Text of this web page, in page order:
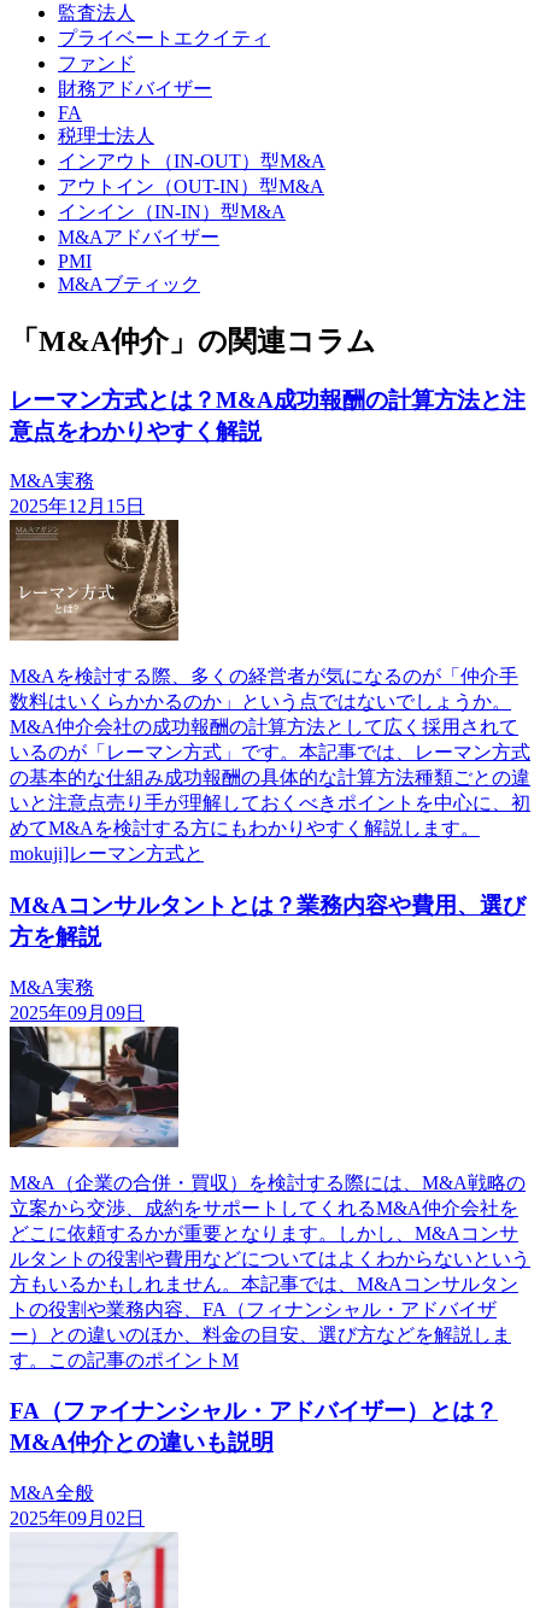
監査法人
プライベートエクイティ
ファンド
財務アドバイザー
FA
税理士法人
インアウト（IN-OUT）型M&A
アウトイン（OUT-IN）型M&A
インイン（IN-IN）型M&A
M&Aアドバイザー
PMI
M&Aブティック
「M&A仲介」の関連コラム
レーマン方式とは？M&A成功報酬の計算方法と注
意点をわかりやすく解説
M&A実務
2025年12月15日
M&Aを検討する際、多くの経営者が気になるのが「仲介手
数料はいくらかかるのか」という点ではないでしょうか。
M&A仲介会社の成功報酬の計算方法として広く採用されて
いるのが「レーマン方式」です。本記事では、レーマン方式
の基本的な仕組み成功報酬の具体的な計算方法種類ごとの違
いと注意点売り手が理解しておくべきポイントを中心に、初
めてM&Aを検討する方にもわかりやすく解説します。
mokuji]レーマン方式と
M&Aコンサルタントとは？業務内容や費用、選び
方を解説
M&A実務
2025年09月09日
M&A（企業の合併・買収）を検討する際には、M&A戦略の
立案から交渉、成約をサポートしてくれるM&A仲介会社を
どこに依頼するかが重要となります。しかし、M&Aコンサ
ルタントの役割や費用などについてはよくわからないという
方もいるかもしれません。本記事では、M&Aコンサルタン
トの役割や業務内容、FA（フィナンシャル・アドバイザ
ー）との違いのほか、料金の目安、選び方などを解説しま
す。この記事のポイントM
FA（ファイナンシャル・アドバイザー）とは？
M&A仲介との違いも説明
M&A全般
2025年09月02日